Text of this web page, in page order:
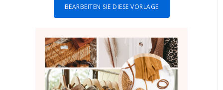
BEARBEITEN SIE DIESE VORLAGE